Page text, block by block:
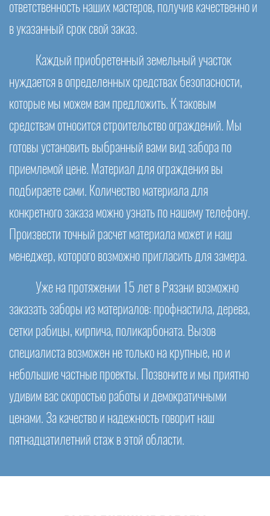
ответственность наших мастеров, получив качественно и
в указанный срок свой заказ.
Каждый приобретенный земельный участок
нуждается в определенных средствах безопасности,
которые мы можем вам предложить. К таковым
средствам относится строительство ограждений. Мы
готовы установить выбранный вами вид забора по
приемлемой цене. Материал для ограждения вы
подбираете сами. Количество материала для
конкретного заказа можно узнать по нашему телефону.
Произвести точный расчет материала может и наш
менеджер, которого возможно пригласить для замера.
Уже на протяжении 15 лет в Рязани возможно
заказать заборы из материалов: профнастила, дерева,
сетки рабицы, кирпича, поликарбоната. Вызов
специалиста возможен не только на крупные, но и
небольшие частные проекты. Позвоните и мы приятно
удивим вас скоростью работы и демократичными
ценами. За качество и надежность говорит наш
пятнадцатилетний стаж в этой области.